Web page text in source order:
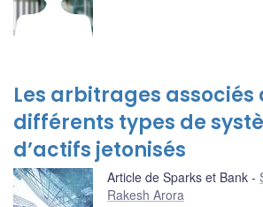
Les arbitrages associés
différents types de
d’actifs jetonisés
Article de Sparks et Bank
Rakesh Arora